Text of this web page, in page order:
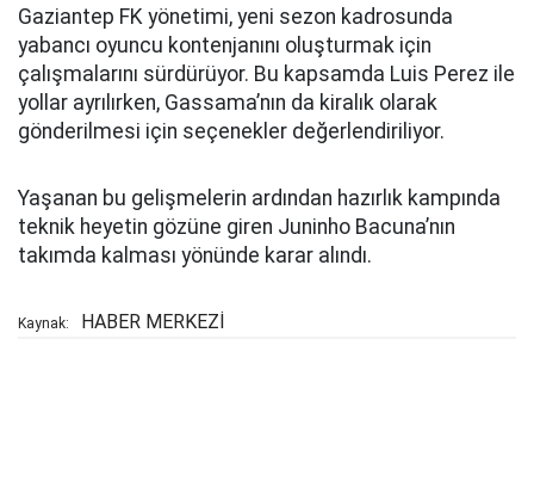
Gaziantep FK yönetimi, yeni sezon kadrosunda
yabancı oyuncu kontenjanını oluşturmak için
çalışmalarını sürdürüyor. Bu kapsamda Luis Perez ile
yollar ayrılırken, Gassama’nın da kiralık olarak
gönderilmesi için seçenekler değerlendiriliyor.
Yaşanan bu gelişmelerin ardından hazırlık kampında
teknik heyetin gözüne giren Juninho Bacuna’nın
takımda kalması yönünde karar alındı.
Kaynak: HABER MERKEZİ